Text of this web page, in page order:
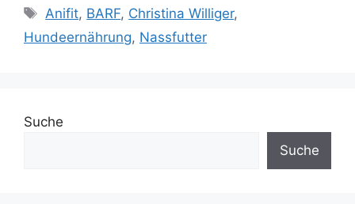
Schlagwörter
Anifit, BARF, Christina Williger,
Hundeernährung, Nassfutter
Suche
Suche